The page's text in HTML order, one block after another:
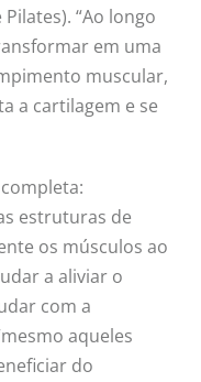
“Ao longo
em uma
muscular,
a cartilagem e se
estruturas de
os músculos ao
a aliviar o
com a
aqueles
do